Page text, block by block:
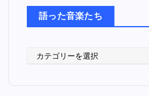
語った音楽たち